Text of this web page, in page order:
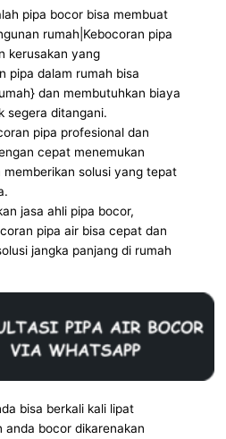
pipa bocor bisa membuat
rumah|Kebocoran pipa
kerusakan yang
pipa dalam rumah bisa
dan membutuhkan biaya
segera ditangani.
pipa profesional dan
cepat menemukan
memberikan solusi yang tepat
jasa ahli pipa bocor,
pipa air bisa cepat dan
jangka panjang di rumah
bisa berkali kali lipat
anda bocor dikarenakan